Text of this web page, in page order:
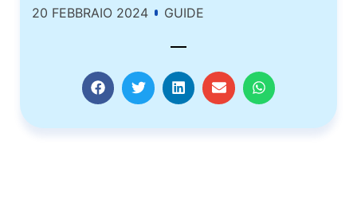
20 FEBBRAIO 2024 GUIDE